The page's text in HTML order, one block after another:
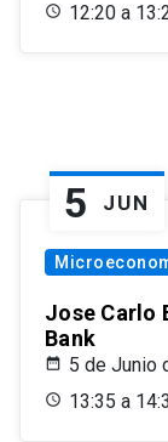
12:20 a
5 JUN
Jose Carlo
Bank
5 de Junio
13:35 a